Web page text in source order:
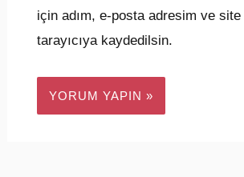
için adım, e-posta adresim ve
tarayıcıya kaydedilsin.